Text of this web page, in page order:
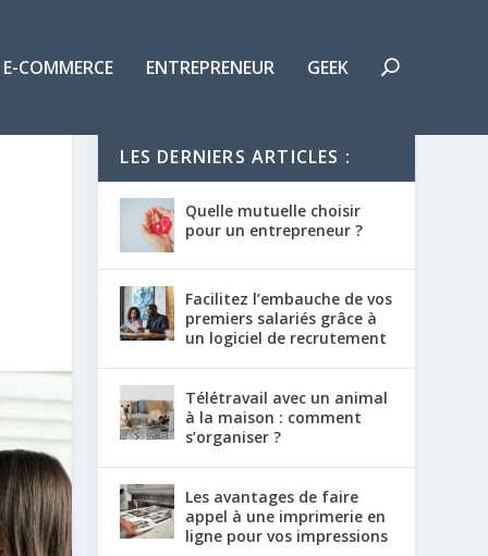
E-COMMERCE ENTREPRENEUR GEEK
LES DERNIERS ARTICLES :
Quelle mutuelle choisir
pour un entrepreneur ?
Facilitez l’embauche de vos
premiers salariés grâce à
un logiciel de recrutement
Télétravail avec un animal
à la maison : comment
s’organiser ?
Les avantages de faire
appel à une imprimerie en
ligne pour vos impressions